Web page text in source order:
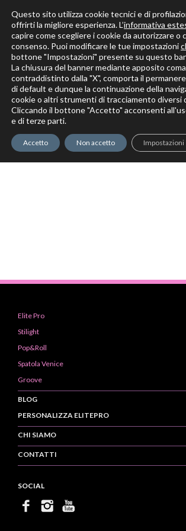
Solo per veri decoratori
Elite Pro
Elite Pro
Stilight
Pop&Roll
Spatola Venice
Groove
BLOG
PERSONALIZZA ELITEPRO
CHI SIAMO
CONTATTI
SOCIAL
Questo sito utilizza cookie tecnici e di
offrirti la migliore esperienza. L’informativa
capire come scegliere i cookie da autorizzare o
consenso. Puoi modificare le tue impostazioni
bottone "Impostazioni" presente su questo
La chiusura del banner mediante apposito
contraddistinto dalla "X", comporta il
di default e dunque la continuazione della
cookie o altri strumenti di tracciamento diversi
Cliccando il bottone "Accetto" acconsenti
e di terze parti.
Accetto Non accetto Impostazioni